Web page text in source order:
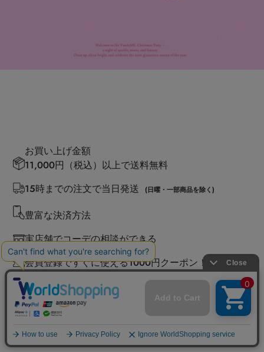
お買い上げ金額
11,000円（税込）以上で送料無料
15時までの注文で当日発送
(日曜・一部商品を除く)
豊富な決済方法
実店舗でコーデの相談ができる
会員登録ですぐに使える1000円クーポン！
簡単30秒！ 会員登録をする